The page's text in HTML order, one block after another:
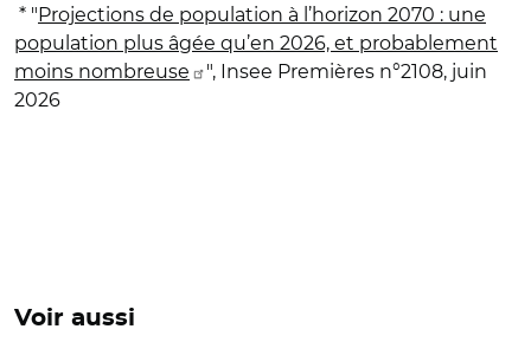
* "Projections de population à l’horizon 2070 : une
population plus âgée qu’en 2026, et probablement
moins nombreuse
", Insee Premières n°2108, juin
2026
Voir aussi